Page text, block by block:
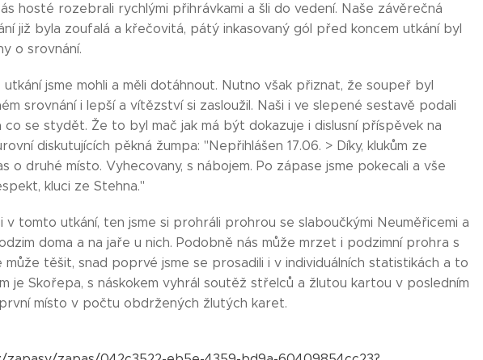
hosté rozebrali rychlými přihrávkami a šli do vedení. Naše závěrečná
již byla zoufalá a křečovitá, pátý inkasovaný gól před koncem utkání byl
o srovnání.
jsme mohli a měli dotáhnout. Nutno však přiznat, že soupeř byl
srovnání i lepší a vítězství si zasloužil. Naši i ve slepené sestavě podali
se stydět. Že to byl mač jak má být dokazuje i dislusní příspěvek na
diskutujících pěkná žumpa: "Nepřihlášen 17.06. > Díky, klukům ze
o druhé místo. Vyhecovany, s nábojem. Po zápase jsme pokecali a vše
kluci ze Stehna."
v tomto utkání, ten jsme si prohráli prohrou se slaboučkými Neuměřicemi a
doma a na jaře u nich. Podobně nás může mrzet i podzimní prohra s
může těšit, snad poprvé jsme se prosadili i v individuálních statistikách a to
je Skořepa, s náskokem vyhrál soutěž střelců a žlutou kartou v posledním
místo v počtu obdržených žlutých karet.